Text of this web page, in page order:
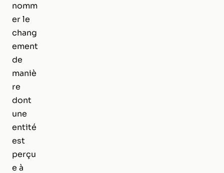
nomm
er le
chang
ement
de
maniè
re
dont
une
entité
est
perçu
e à